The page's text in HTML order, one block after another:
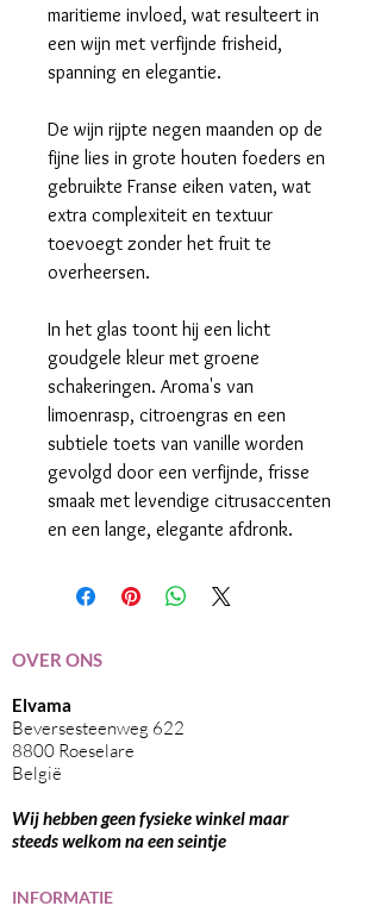
maritieme invloed, wat resulteert in
een wijn met verfijnde frisheid,
spanning en elegantie.
De wijn rijpte negen maanden op de
fijne lies in grote houten foeders en
gebruikte Franse eiken vaten, wat
extra complexiteit en textuur
toevoegt zonder het fruit te
overheersen.
In het glas toont hij een licht
goudgele kleur met groene
schakeringen. Aroma's van
limoenrasp, citroengras en een
subtiele toets van vanille worden
gevolgd door een verfijnde, frisse
smaak met levendige citrusaccenten
en een lange, elegante afdronk.
OVER ONS
Elvama
Beversesteenweg 622
8800 Roeselare
België
Wij hebben geen fysieke winkel maar
steeds welkom na een seintje
INFORMATIE